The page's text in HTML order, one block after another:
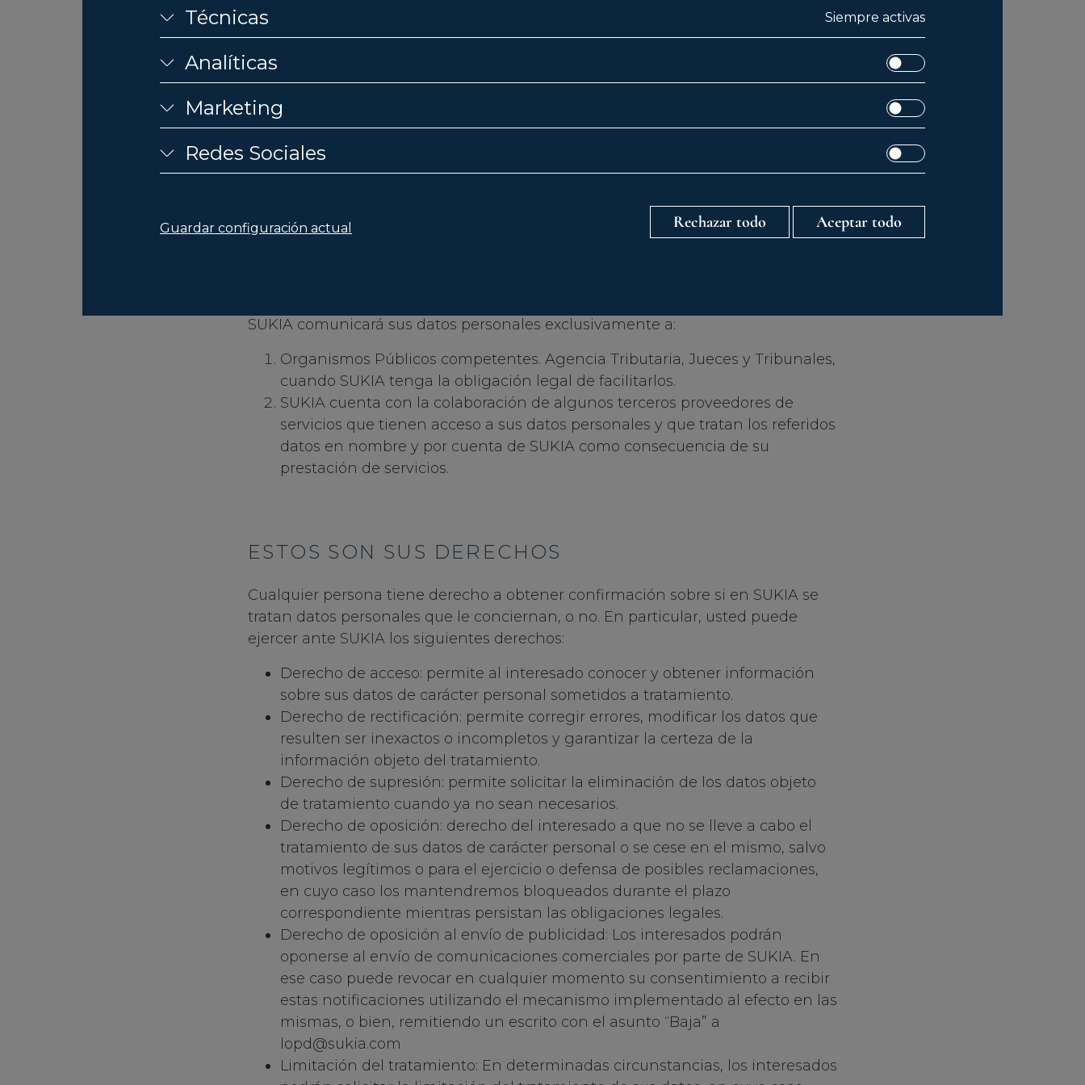
DATOS
Sus datos personales serán bloqueados cuando hayan dejado de ser necesarios
para la ?nalidad para la cual fueron recabados, quedando a disposición
exclusiva de Jueces y Tribunales, el Ministerio Fiscal o las Administraciones
Públicas competentes, en particular las autoridades de protección de datos,
para la atención de las posibles responsabilidades nacidas del tratamiento,
durante el plazo de prescripción de éstas. Cumplido el citado plazo SUKIA
SUKIA comunicará sus datos personales exclusivamente a:
Organismos Públicos competentes. Agencia Tributaria, Jueces y Tribunales,
cuando SUKIA tenga la obligación legal de facilitarlos.
SUKIA cuenta con la colaboración de algunos terceros proveedores de
servicios que tienen acceso a sus datos personales y que tratan los referidos
datos en nombre y por cuenta de SUKIA como consecuencia de su
prestación de servicios.
ESTOS SON SUS DERECHOS
Cualquier persona tiene derecho a obtener confirmación sobre si en SUKIA se
tratan datos personales que le conciernan, o no. En particular, usted puede
ejercer ante SUKIA los siguientes derechos:
Derecho de acceso: permite al interesado conocer y obtener información
sobre sus datos de carácter personal sometidos a tratamiento.
Derecho de rectificación: permite corregir errores, modificar los datos que
resulten ser inexactos o incompletos y garantizar la certeza de la
información objeto del tratamiento.
Derecho de supresión: permite solicitar la eliminación de los datos objeto
de tratamiento cuando ya no sean necesarios.
Derecho de oposición: derecho del interesado a que no se lleve a cabo el
tratamiento de sus datos de carácter personal o se cese en el mismo, salvo
motivos legítimos o para el ejercicio o defensa de posibles reclamaciones,
en cuyo caso los mantendremos bloqueados durante el plazo
correspondiente mientras persistan las obligaciones legales.
Derecho de oposición al envío de publicidad: Los interesados podrán
oponerse al envío de comunicaciones comerciales por parte de SUKIA. En
ese caso puede revocar en cualquier momento su consentimiento a recibir
estas notificaciones utilizando el mecanismo implementado al efecto en las
mismas, o bien, remitiendo un escrito con el asunto “Baja” a
lopd@sukia.com
Limitación del tratamiento: En determinadas circunstancias, los interesados
Técnicas Siempre activas
Analíticas
Marketing
Redes Sociales
Guardar configuración actual Rechazar todo Aceptar todo